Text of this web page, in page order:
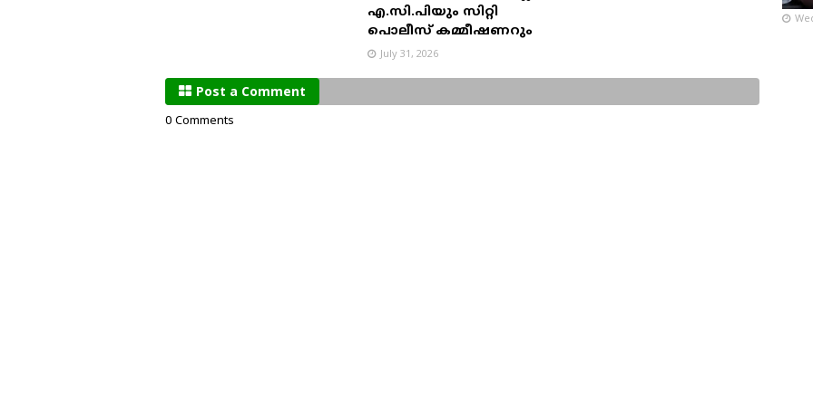
എ.സി.പിയും സിറ്റി
പൊലീസ് കമ്മീഷണറും
July 31, 2026
Post a Comment
0 Comments